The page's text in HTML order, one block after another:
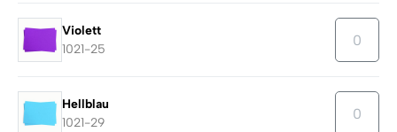
Violett
1021-25
Hellblau
1021-29